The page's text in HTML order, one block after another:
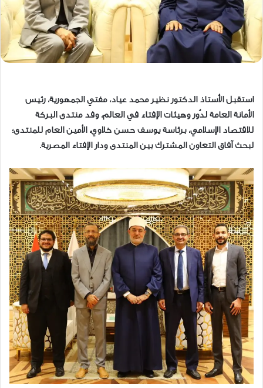
استقبل الأستاذ الدكتور نظير محمد عياد، مفتي الجمهورية، رئيس
الأمانة العامة لدُور وهيئات الإفتاء في العالم، وفد منتدى البركة
للاقتصاد الإسلامي، برئاسة يوسف حسن خلاوي، الأمين العام للمنتدى؛
لبحث آفاق التعاون المشترك بين المنتدى ودار الإفتاء المصرية.